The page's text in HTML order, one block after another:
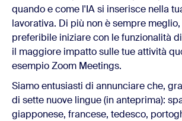
quando e come l'IA si inserisce nella
lavorativa. Di più non è sempre
preferibile iniziare con le funzionalità
il maggiore impatto sulle tue attività
esempio Zoom Meetings.
Siamo entusiasti di annunciare che,
di sette nuove lingue (in anteprima):
giapponese, francese, tedesco,